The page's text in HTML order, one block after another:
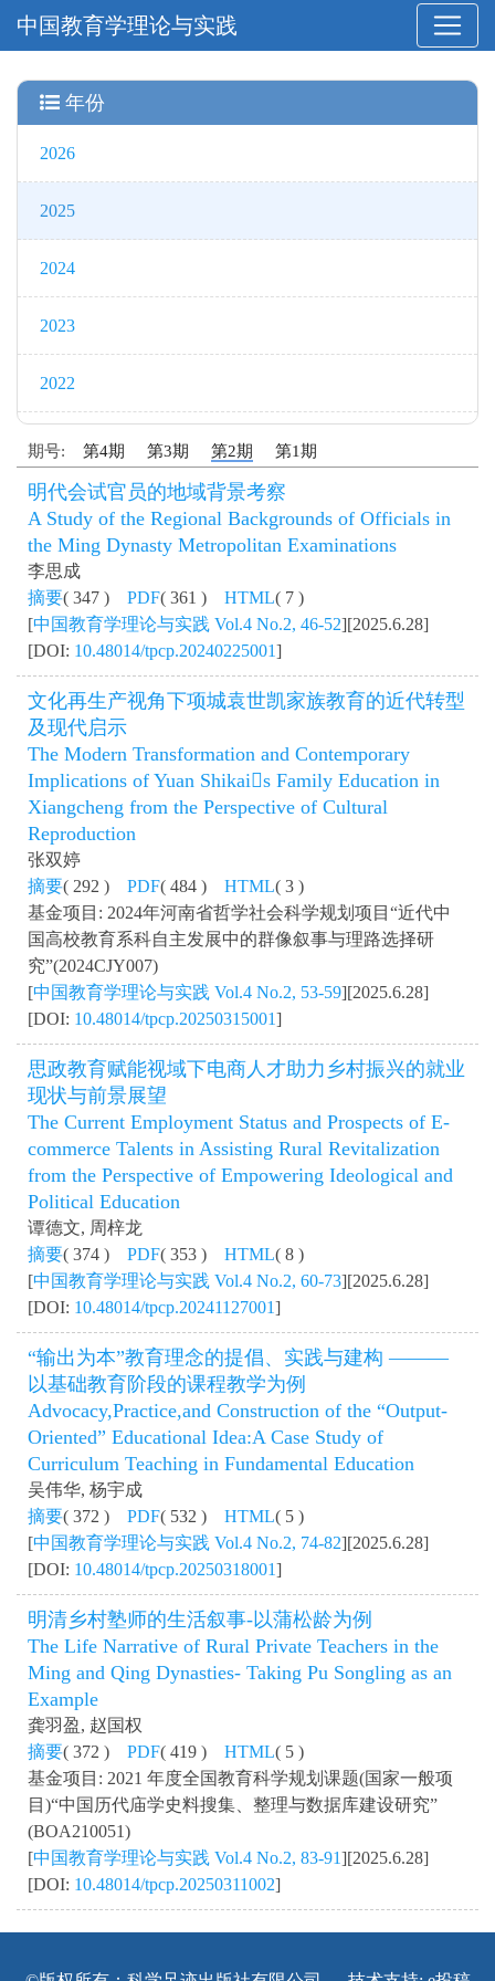
中国教育学理论与实践
年份
2026
2025
2024
2023
2022
期号: 第4期 第3期 第2期 第1期
明代会试官员的地域背景考察
A Study of the Regional Backgrounds of Officials in
the Ming Dynasty Metropolitan Examinations
李思成
摘要( 347 ) PDF( 361 ) HTML( 7 )
[中国教育学理论与实践 Vol.4 No.2, 46-52][2025.6.28]
[DOI: 10.48014/tpcp.20240225001]
文化再生产视角下项城袁世凯家族教育的近代转型
及现代启示
The Modern Transformation and Contemporary
Implications of Yuan Shikai􀆳s Family Education in
Xiangcheng from the Perspective of Cultural
Reproduction
张双婷
摘要( 292 ) PDF( 484 ) HTML( 3 )
基金项目: 2024年河南省哲学社会科学规划项目“近代中
国高校教育系科自主发展中的群像叙事与理路选择研
究”(2024CJY007)
[中国教育学理论与实践 Vol.4 No.2, 53-59][2025.6.28]
[DOI: 10.48014/tpcp.20250315001]
思政教育赋能视域下电商人才助力乡村振兴的就业
现状与前景展望
The Current Employment Status and Prospects of E-
commerce Talents in Assisting Rural Revitalization
from the Perspective of Empowering Ideological and
Political Education
谭德文, 周梓龙
摘要( 374 ) PDF( 353 ) HTML( 8 )
[中国教育学理论与实践 Vol.4 No.2, 60-73][2025.6.28]
[DOI: 10.48014/tpcp.20241127001]
“输出为本”教育理念的提倡、实践与建构 ———
以基础教育阶段的课程教学为例
Advocacy,Practice,and Construction of the “Output-
Oriented” Educational Idea:A Case Study of
Curriculum Teaching in Fundamental Education
吴伟华, 杨宇成
摘要( 372 ) PDF( 532 ) HTML( 5 )
[中国教育学理论与实践 Vol.4 No.2, 74-82][2025.6.28]
[DOI: 10.48014/tpcp.20250318001]
明清乡村塾师的生活叙事-以蒲松龄为例
The Life Narrative of Rural Private Teachers in the
Ming and Qing Dynasties- Taking Pu Songling as an
Example
龚羽盈, 赵国权
摘要( 372 ) PDF( 419 ) HTML( 5 )
基金项目: 2021 年度全国教育科学规划课题(国家一般项
目)“中国历代庙学史料搜集、整理与数据库建设研究”
(BOA210051)
[中国教育学理论与实践 Vol.4 No.2, 83-91][2025.6.28]
[DOI: 10.48014/tpcp.20250311002]